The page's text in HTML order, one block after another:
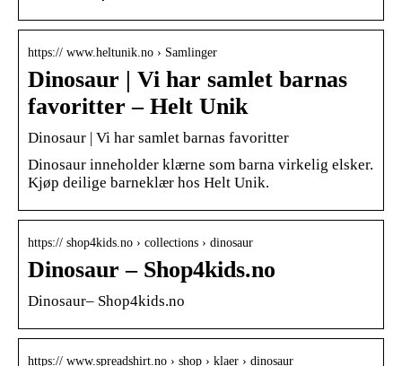
https:// www.heltunik.no › Samlinger
Dinosaur | Vi har samlet barnas
favoritter – Helt Unik
Dinosaur | Vi har samlet barnas favoritter
Dinosaur inneholder klærne som barna virkelig elsker.
Kjøp deilige barneklær hos Helt Unik.
https:// shop4kids.no › collections › dinosaur
Dinosaur – Shop4kids.no
Dinosaur– Shop4kids.no
https:// www.spreadshirt.no › shop › klaer › dinosaur